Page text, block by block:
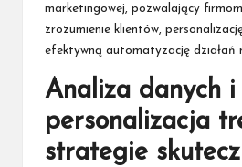
marketingowej, pozwalający
zrozumienie klientów,
efektywną automatyzację działań
Analiza danych i
personalizacja
strategie